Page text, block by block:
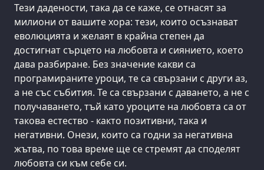
Тези дадености, така да се каже, се отнасят за
милиони от вашите хора: тези, които осъзнават
еволюцията и желаят в крайна степен да
достигнат сърцето на любовта и сиянието, което
дава разбиране. Без значение какви са
програмираните уроци, те са свързани с други аз,
а не със събития. Те са свързани с даването, а не с
получаването, тъй като уроците на любовта са от
такова естество - както позитивни, така и
негативни. Онези, които са годни за негативна
жътва, по това време ще се стремят да споделят
любовта си към себе си.